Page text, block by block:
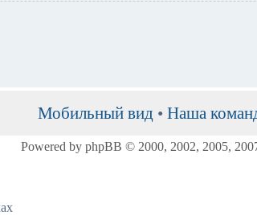
Мобильный вид • Наша
Powered by phpBB © 2000, 2002, 2005,